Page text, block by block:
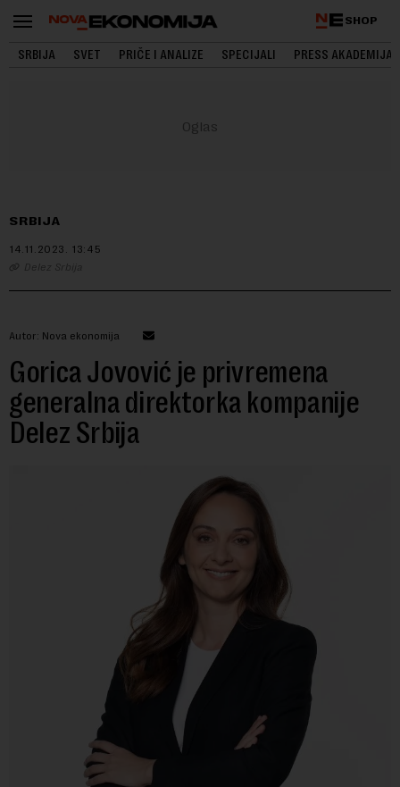
SHOP
SRBIJA SVET PRIČE I ANALIZE SPECIJALI PRESS AKADEMIJA
SRBIJA
14.11.2023. 13:45
Delez Srbija
Autor: Nova ekonomija
Gorica Jovović je privremena
generalna direktorka kompanije
Delez Srbija